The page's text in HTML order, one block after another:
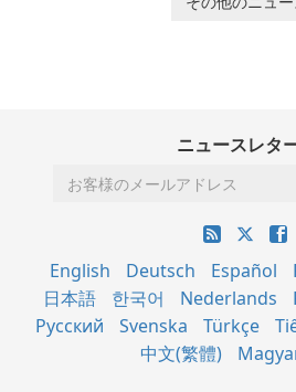
ニュースレタ
English Deutsch Español
日本語
한국어 Nederlands
Русский
Svenska Türkçe
中文(繁體)